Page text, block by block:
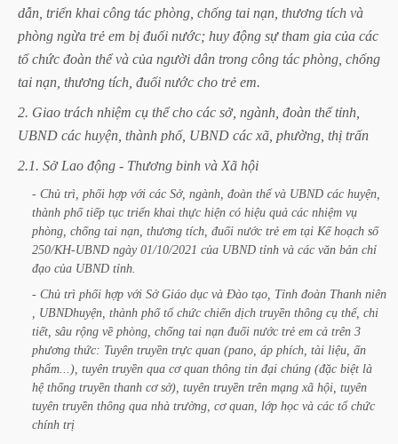
dẫn, triển khai công tác phòng, chống tai nạn, thương tích và
phòng ngừa trẻ em bị đuối nước; huy động sự tham gia của các
tổ chức đoàn thể và của người dân trong công tác phòng, chống
tai nạn, thương tích, đuối nước cho trẻ em.
2. Giao trách nhiệm cụ thể cho các sở, ngành, đoàn thể tỉnh,
UBND các huyện, thành phố, UBND các xã, phường, thị trấn
2.1. Sở Lao động - Thương binh và Xã hội
- Chủ trì, phối hợp với các Sở, ngành, đoàn thể và UBND các huyện,
thành phố tiếp tục triển khai thực hiện có hiệu quả các nhiệm vụ
phòng, chống tai nạn, thương tích, đuối nước trẻ em tại Kế hoạch số
250/KH-UBND ngày 01/10/2021 của UBND tỉnh và các văn bản chỉ
đạo của UBND tỉnh.
- Chủ trì phối hợp với Sở Giáo dục và Đào tạo, Tỉnh đoàn Thanh niên
UBNDhuyện, thành phố tổ chức chiến dịch truyền thông cụ thể, chi
tiết, sâu rộng về phòng, chống tai nạn đuối nước trẻ em cả trên 3
phương thức: Tuyên truyền trực quan (pano, áp phích, tài liệu, ấn
phẩm...), tuyên truyền qua cơ quan thông tin đại chúng (đặc biệt là
hệ thống truyền thanh cơ sở), tuyên truyền trên mạng xã hội, tuyên
tuyên truyền thông qua nhà trường, cơ quan, lớp học và các tổ chức
chính trị